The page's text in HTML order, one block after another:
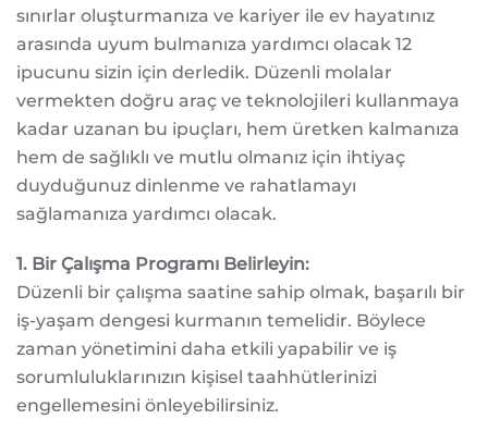
sınırlar oluşturmanıza ve kariyer ile ev hayatınız
arasında uyum bulmanıza yardımcı olacak 12
ipucunu sizin için derledik. Düzenli molalar
vermekten doğru araç ve teknolojileri kullanmaya
kadar uzanan bu ipuçları, hem üretken kalmanıza
hem de sağlıklı ve mutlu olmanız için ihtiyaç
duyduğunuz dinlenme ve rahatlamayı
sağlamanıza yardımcı olacak.
1. Bir Çalışma Programı Belirleyin:
Düzenli bir çalışma saatine sahip olmak, başarılı bir
iş-yaşam dengesi kurmanın temelidir. Böylece
zaman yönetimini daha etkili yapabilir ve iş
sorumluluklarınızın kişisel taahhütlerinizi
engellemesini önleyebilirsiniz.